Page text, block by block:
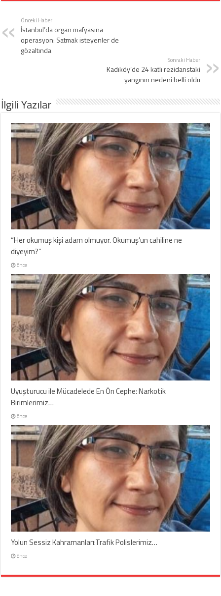
Önceki Haber
İstanbul’da organ mafyasına
operasyon: Satmak isteyenler de
gözaltında
Sonraki Haber
Kadıköy’de 24 katlı rezidanstaki
yangının nedeni belli oldu
İlgili Yazılar
“Her okumuş kişi adam olmuyor. Okumuş’un cahiline ne
diyeyim?”
önce
Uyuşturucu ile Mücadelede En Ön Cephe: Narkotik
Birimlerimiz…
önce
Yolun Sessiz Kahramanları:Trafik Polislerimiz…
önce